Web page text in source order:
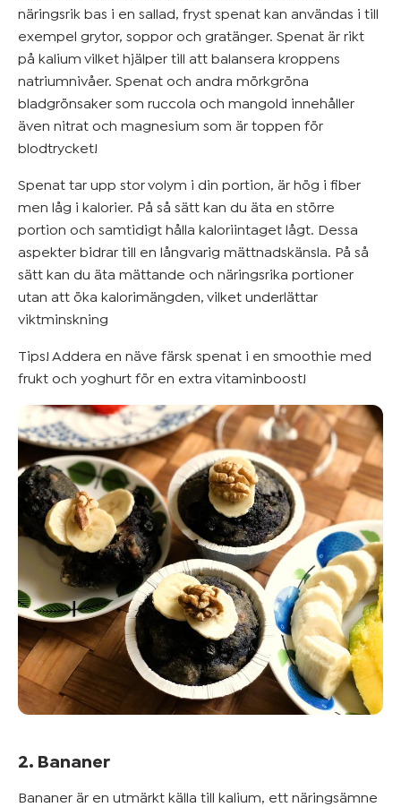
näringsrik bas i en sallad, fryst spenat kan användas i till
exempel grytor, soppor och gratänger. Spenat är rikt
på kalium vilket hjälper till att balansera kroppens
natriumnivåer. Spenat och andra mörkgröna
bladgrönsaker som ruccola och mangold innehåller
även nitrat och magnesium som är toppen för
blodtrycket!
Spenat tar upp stor volym i din portion, är hög i fiber
men låg i kalorier. På så sätt kan du äta en större
portion och samtidigt hålla kaloriintaget lågt. Dessa
aspekter bidrar till en långvarig mättnadskänsla. På så
sätt kan du äta mättande och näringsrika portioner
utan att öka kalorimängden, vilket underlättar
viktminskning
Tips! Addera en näve färsk spenat i en smoothie med
frukt och yoghurt för en extra vitaminboost!
2. Bananer
Bananer är en utmärkt källa till kalium, ett näringsämne